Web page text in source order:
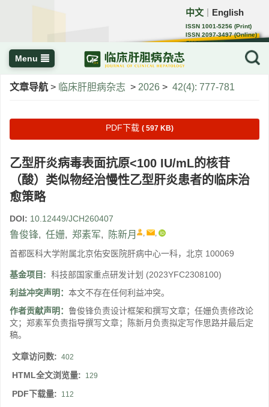
中文 English
ISSN 1001-5256 (Print)
ISSN 2097-3497 (Online)
CN 22-1108/R
Menu
文章导航 > 临床肝胆病杂志 > 2026 > 42(4): 777-781
PDF下载 ( 597 KB)
乙型肝炎病毒表面抗原<100 IU/mL的核苷
（酸）类似物经治慢性乙型肝炎患者的临床治
愈策略
DOI: 10.12449/JCH260407
鲁俊锋, 任姗, 郑素军, 陈新月 , ,
首都医科大学附属北京佑安医院肝病中心一科，北京 100069
基金项目: 科技部国家重点研发计划 (2023YFC2308100)
利益冲突声明： 本文不存在任何利益冲突。
作者贡献声明： 鲁俊锋负责设计框架和撰写文章；任姗负责修改论
文；郑素军负责指导撰写文章；陈新月负责拟定写作思路并最后定
稿。
文章访问数: 402
HTML全文浏览量: 129
PDF下载量: 112